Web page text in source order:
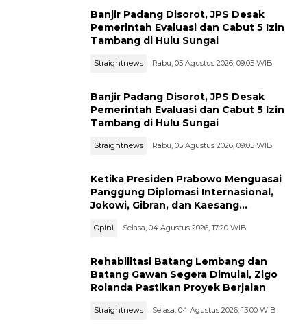
Banjir Padang Disorot, JPS Desak
Pemerintah Evaluasi dan Cabut 5 Izin
Tambang di Hulu Sungai
Straightnews Rabu, 05 Agustus 2026, 09:05 WIB
Banjir Padang Disorot, JPS Desak
Pemerintah Evaluasi dan Cabut 5 Izin
Tambang di Hulu Sungai
Straightnews Rabu, 05 Agustus 2026, 09:05 WIB
Ketika Presiden Prabowo Menguasai
Panggung Diplomasi Internasional,
Jokowi, Gibran, dan Kaesang
Opini Selasa, 04 Agustus 2026, 17:20 WIB
Rehabilitasi Batang Lembang dan
Batang Gawan Segera Dimulai, Zigo
Rolanda Pastikan Proyek Berjalan
Straightnews Selasa, 04 Agustus 2026, 13:00 WIB